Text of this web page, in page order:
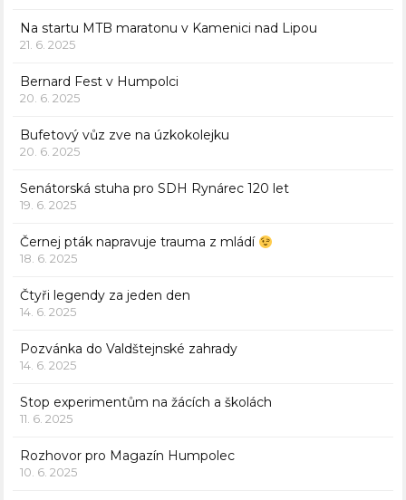
Na startu MTB maratonu v Kamenici nad Lipou
21. 6. 2025
Bernard Fest v Humpolci
20. 6. 2025
Bufetový vůz zve na úzkokolejku
20. 6. 2025
Senátorská stuha pro SDH Rynárec 120 let
19. 6. 2025
Černej pták napravuje trauma z mládí
18. 6. 2025
Čtyři legendy za jeden den
14. 6. 2025
Pozvánka do Valdštejnské zahrady
14. 6. 2025
Stop experimentům na žácích a školách
11. 6. 2025
Rozhovor pro Magazín Humpolec
10. 6. 2025